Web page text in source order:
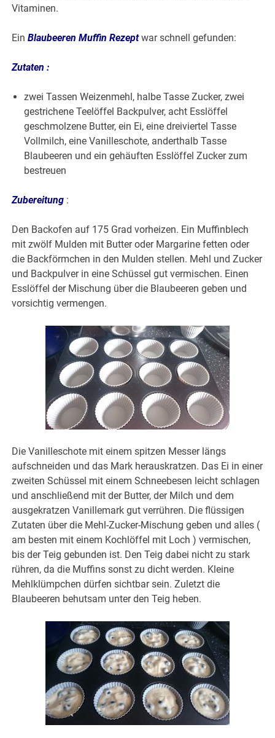
Vitaminen.
Ein Blaubeeren Muffin Rezept war schnell gefunden:
Zutaten :
zwei Tassen Weizenmehl, halbe Tasse Zucker, zwei
gestrichene Teelöffel Backpulver, acht Esslöffel
geschmolzene Butter, ein Ei, eine dreiviertel Tasse
Vollmilch, eine Vanilleschote, anderthalb Tasse
Blaubeeren und ein gehäuften Esslöffel Zucker zum
bestreuen
Zubereitung :
Den Backofen auf 175 Grad vorheizen. Ein Muffinblech
mit zwölf Mulden mit Butter oder Margarine fetten oder
die Backförmchen in den Mulden stellen. Mehl und Zucker
und Backpulver in eine Schüssel gut vermischen. Einen
Esslöffel der Mischung über die Blaubeeren geben und
vorsichtig vermengen.
Die Vanilleschote mit einem spitzen Messer längs
aufschneiden und das Mark herauskratzen. Das Ei in einer
zweiten Schüssel mit einem Schneebesen leicht schlagen
und anschließend mit der Butter, der Milch und dem
ausgekratzen Vanillemark gut verrühren. Die flüssigen
Zutaten über die Mehl-Zucker-Mischung geben und alles (
am besten mit einem Kochlöffel mit Loch ) vermischen,
bis der Teig gebunden ist. Den Teig dabei nicht zu stark
rühren, da die Muffins sonst zu dicht werden. Kleine
Mehlklümpchen dürfen sichtbar sein. Zuletzt die
Blaubeeren behutsam unter den Teig heben.